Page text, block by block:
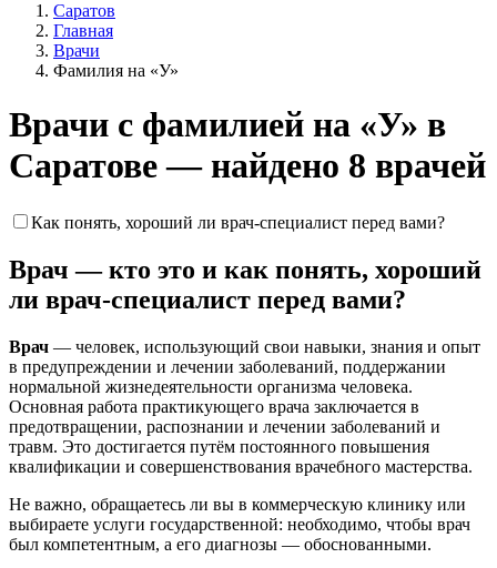
Саратов
Главная
Врачи
Фамилия на «У»
Врачи с фамилией на «У» в
Саратове — найдено 8 врачей
Как понять, хороший ли врач-специалист перед вами?
Врач — кто это и как понять, хороший
ли врач-специалист перед вами?
Врач — человек, использующий свои навыки, знания и опыт
в предупреждении и лечении заболеваний, поддержании
нормальной жизнедеятельности организма человека.
Основная работа практикующего врача заключается в
предотвращении, распознании и лечении заболеваний и
травм. Это достигается путём постоянного повышения
квалификации и совершенствования врачебного мастерства.
Не важно, обращаетесь ли вы в коммерческую клинику или
выбираете услуги государственной: необходимо, чтобы врач
был компетентным, а его диагнозы — обоснованными.